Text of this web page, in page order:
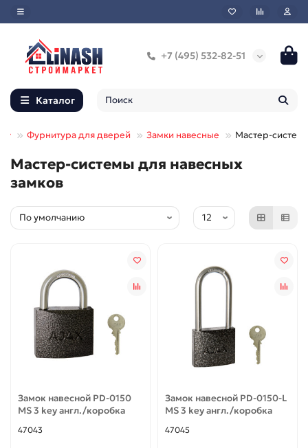
+7 (495) 532-82-51
Каталог
Фурнитура для дверей Замки навесные Мастер-
Мастер-системы для навесных
замков
840 р
Замок навесной PD-0150
MS 3 key англ./коробка
47043
Замок навесной PD-0150-L
MS 3 key англ./коробка
47045